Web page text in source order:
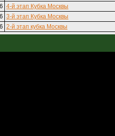
4-й этап Кубка Москвы
3-й этап Кубка Москвы
2-й этап кубка Москвы